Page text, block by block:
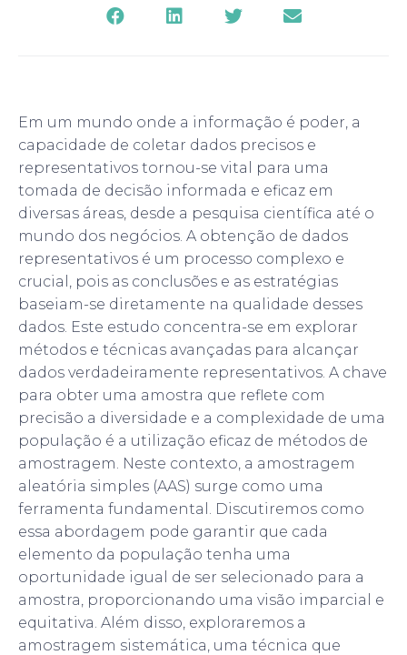
Em um mundo onde a informação é poder, a
capacidade de coletar dados precisos e
representativos tornou-se vital para uma
tomada de decisão informada e eficaz em
diversas áreas, desde a pesquisa científica até o
mundo dos negócios. A obtenção de dados
representativos é um processo complexo e
crucial, pois as conclusões e as estratégias
baseiam-se diretamente na qualidade desses
dados. Este estudo concentra-se em explorar
métodos e técnicas avançadas para alcançar
dados verdadeiramente representativos. A chave
para obter uma amostra que reflete com
precisão a diversidade e a complexidade de uma
população é a utilização eficaz de métodos de
amostragem. Neste contexto, a amostragem
aleatória simples (AAS) surge como uma
ferramenta fundamental. Discutiremos como
essa abordagem pode garantir que cada
elemento da população tenha uma
oportunidade igual de ser selecionado para a
amostra, proporcionando uma visão imparcial e
equitativa. Além disso, exploraremos a
amostragem sistemática, uma técnica que